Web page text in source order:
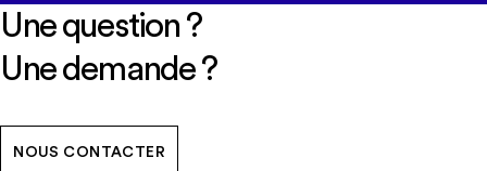
Une question ?
Une demande ?
NOUS CONTACTER